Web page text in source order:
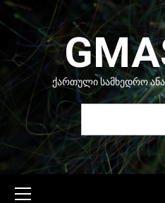
Skip
to
content
ᲥᲐᲠᲗᲣᲚᲘ ᲡᲐᲛᲮᲔᲓᲠᲝ
Menu